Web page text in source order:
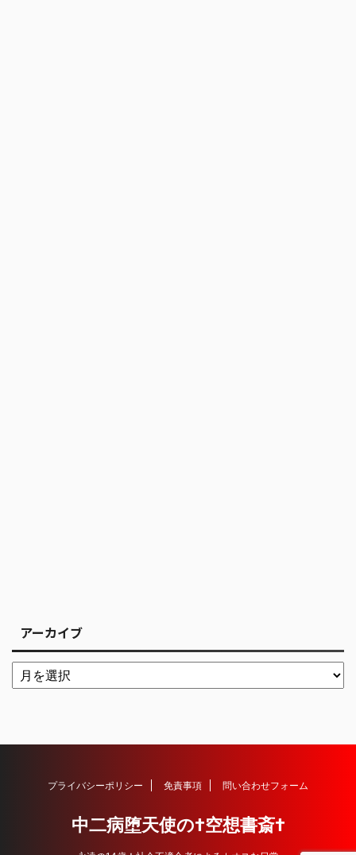
アーカイブ
プライバシーポリシー 免責事項 問い合わせフォーム
中二病堕天使の†空想書斎†